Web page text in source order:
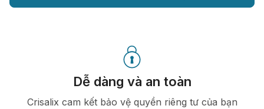
Dễ dàng và an toàn
Crisalix cam kết bảo vệ quyền riêng tư của bạn